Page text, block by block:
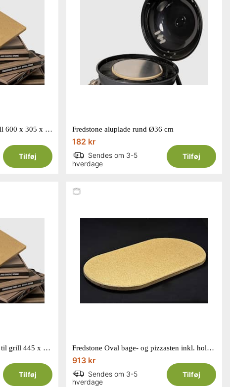
Fredstone XL pizzasten til grill 600 x 305 x 16 mm
Tilføj
Fredstone aluplade rund Ø36 cm
182 kr
Sendes om 3-5
hverdage
Tilføj
Fredstone bage- og pizzasten til grill 445 x 305 x 20 mm
Tilføj
Fredstone Oval bage- og pizzasten inkl. holder til grill 590 x 325 x 20 mm
913 kr
Sendes om 3-5
hverdage
Tilføj